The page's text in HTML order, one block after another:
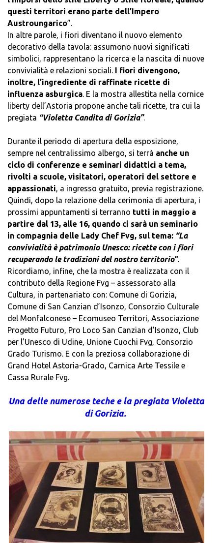
questi territori erano parte dell’Impero
Austroungarico”.
In altre parole, i fiori diventano il nuovo elemento
decorativo della tavola: assumono nuovi significati
simbolici, rappresentano la ricerca e la nascita di nuove
convivialità e relazioni sociali. I fiori divengono,
inoltre, l’ingrediente di raffinate ricette di
influenza asburgica. E la mostra allestita nella cornice
liberty dell’Astoria propone anche tali ricette, tra cui la
pregiata “Violetta Candita di Gorizia”.
Durante il periodo di apertura della esposizione,
sempre nel centralissimo albergo, si terrà anche un
ciclo di conferenze e seminari didattici a tema,
rivolti a scuole, visitatori, operatori del settore e
appassionati, a ingresso gratuito, previa registrazione.
Quindi, dopo la relazione della cerimonia di apertura, i
prossimi appuntamenti si terranno tutti in maggio a
partire dal 13, alle 16, quando ci sarà un seminario
in compagnia delle Lady Chef Fvg, sul tema: “La
convivialità è patrimonio Unesco: ricette con i fiori
recuperando le tradizioni del nostro territorio”.
Ricordiamo, infine, che la mostra è realizzata con il
contributo della Regione Fvg – assessorato alla
Cultura, in partenariato con: Comune di Gorizia,
Comune di San Canzian d’Isonzo, Consorzio Culturale
del Monfalconese – Ecomuseo Territori, Associazione
Progetto Futuro, Pro Loco San Canzian d’Isonzo, Club
per l’Unesco di Udine, Unione Cuochi Fvg, Consorzio
Grado Turismo. E con la preziosa collaborazione di
Grand Hotel Astoria-Grado, Carnica Arte Tessile e
Cassa Rurale Fvg.
Una delle numerose teche e la pregiata Violetta
di Gorizia.